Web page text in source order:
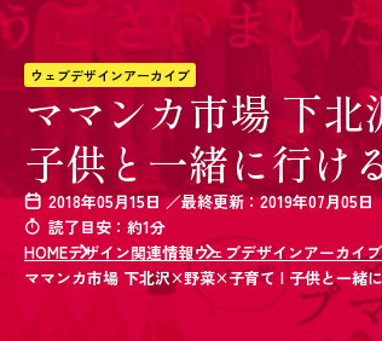
ウェブデザインアーカイブ
ママンカ市場 下
子供と一緒に行け
2018年05月15日 ／最終更新：2019年07月05日
読了目安：約1分
HOMEデザイン関連情報ウェブデザインアーカイブ
ママンカ市場 下北沢×野菜×子育て | 子供と一緒